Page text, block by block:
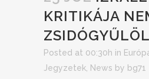
KRITIKÁJA
Posted at 00:30h in
Jegyzetek News by bg71